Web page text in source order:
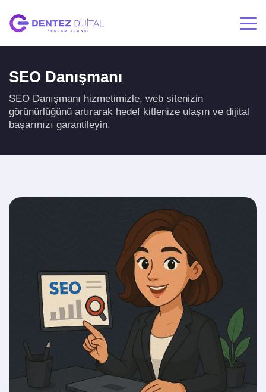
SEO Danışmanı
SEO Danışmanı hizmetimizle, web sitenizin
görünürlüğünü artırarak hedef kitlenize ulaşın ve dijital
başarınızı garantileyin.